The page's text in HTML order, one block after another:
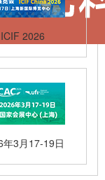
ICIF 2026
年3月17-19日